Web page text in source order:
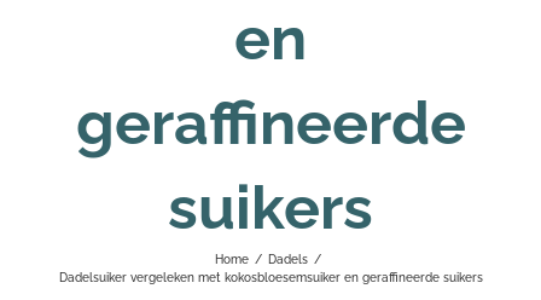
en
geraffineerde
suikers
Home / Dadels /
Dadelsuiker vergeleken met kokosbloesemsuiker en geraffineerde suikers